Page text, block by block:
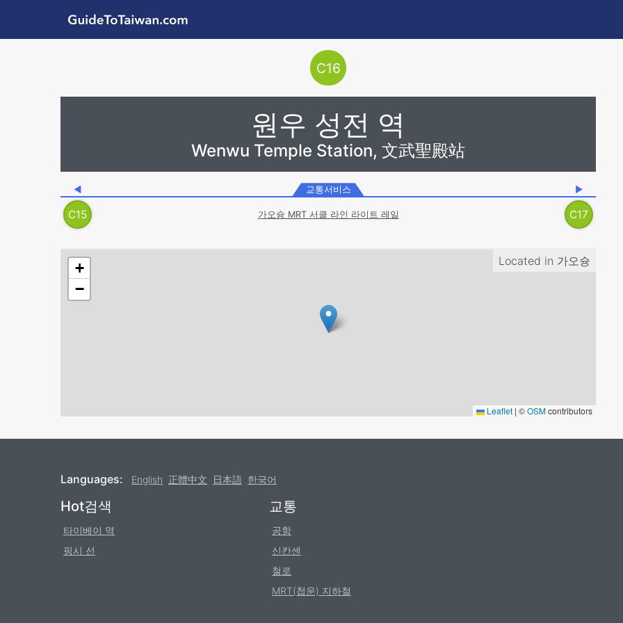
GuideToTaiwan.com
C16
원우 성전 역
Wenwu Temple Station, 文武聖殿站
◀ 교통서비스 ▶
C15 가오슝 MRT 서클 라인 라이트 레일 C17
Located in 가오슝
+
−
Leaflet | ©OSMcontributors
Languages: English 正體中文 日本語 한국어
Footer
Hot검색
타이베이 역
핑시 선
교통
공항
신칸센
철로
MRT(첩운) 지하철